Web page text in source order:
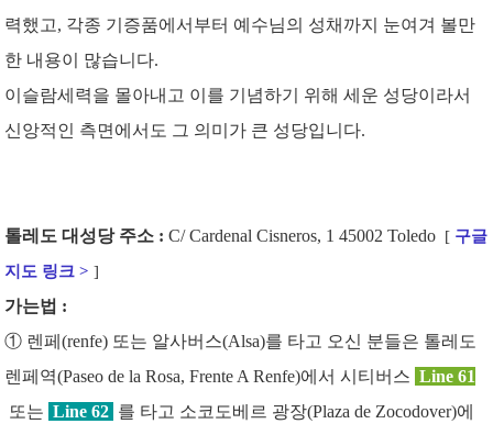
력했고, 각종 기증품에서부터 예수님의 성채까지 눈여겨 볼만
한 내용이 많습니다.
이슬람세력을 몰아내고 이를 기념하기 위해 세운 성당이라서
신앙적인 측면에서도 그 의미가 큰 성당입니다.
톨레도 대성당 주소 : C/ Cardenal Cisneros, 1 45002 Toledo [ 구글
지도 링크 > ]
가는법 :
① 렌페(renfe) 또는 알사버스(Alsa)를 타고 오신 분들은 톨레도
렌페역(Paseo de la Rosa, Frente A Renfe)에서 시티버스 Line 61
또는 Line 62 를 타고 소코도베르 광장(Plaza de Zocodover)에